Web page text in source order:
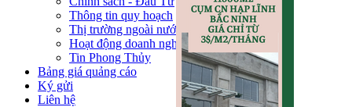
Thông tin quy hoạch
Thị trường ngoài nước
Hoạt động doanh nghiẹp
Tin Phong Thủy
Bảng giá quảng cáo
Ký gửi
Liên hệ